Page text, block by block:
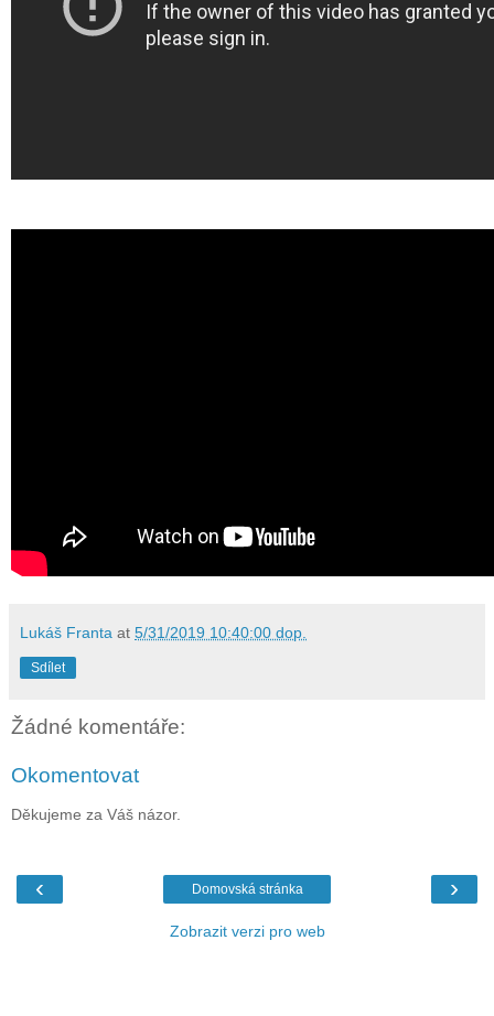
Lukáš Franta at 5/31/2019 10:40:00 dop.
Sdílet
Žádné komentáře:
Okomentovat
Děkujeme za Váš názor.
‹ ›
Domovská stránka
Zobrazit verzi pro web